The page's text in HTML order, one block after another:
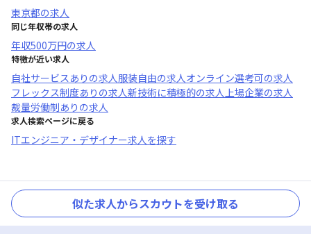
東京都の求人
同じ年収帯の求人
年収500万円の求人
特徴が近い求人
自社サービスあり の求人服装自由の求人オンライン選考可の求人
フレックス制度あり の求人新技術に積極的の求人上場企業の求人
裁量労働制あり の求人
求人検索ページに戻る
ITエンジニア・デザイナー求人を探す
似た求人からスカウトを受け取る